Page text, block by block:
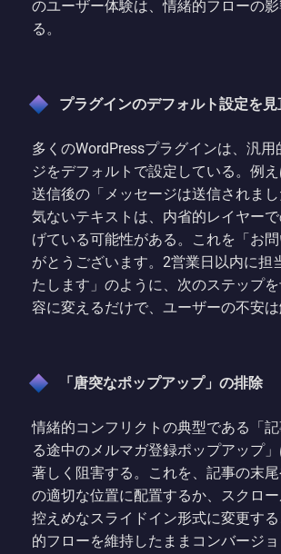
のユーザー体験は、情緒的フローの
る。
プラグインのデフォルト設定を見
多くのWordPressプラグインは、汎用
ジをデフォルトで設定している。例
送信後の「メッセージは送信されま
気ないテキストは、内省的レイヤー
げている可能性がある。これを「お
がとうございます。2営業日以内に担
たします」のように、次のステップ
容に変えるだけで、ユーザーの不安は
「唐突なポップアップ」の排除
情緒的コンフリクトの典型である「
る途中のメルマガ登録ポップアップ
著しく阻害する。これを、記事の末
の適切な位置に配置するか、スクロ
控えめなスライドイン形式に変更す
的フローを維持したままコンバージ